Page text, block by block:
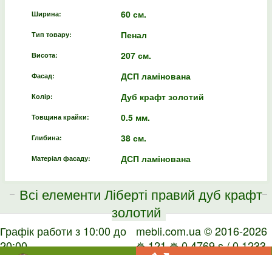
Ширина: 60 см.
Тип товару: Пенал
Висота: 207 см.
Фасад: ДСП ламінована
Колір: Дуб крафт золотий
Товщина крайки: 0.5 мм.
Глибина: 38 см.
Матеріал фасаду: ДСП ламінована
Всі елементи Ліберті правий дуб крафт
золотий
Графік работи з 10:00 до
20:00
mebli.com.ua © 2016-2026
✵ 121 ✵ 0.4769 s / 0.1233